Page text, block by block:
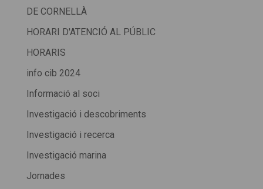
DE CORNELLÀ
HORARI D'ATENCIÓ AL PÚBLIC
HORARIS
info cib 2024
Informació al soci
Investigació i descobriments
Investigació i recerca
Investigació marina
Jornades